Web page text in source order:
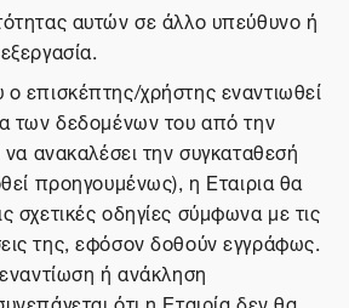
αυτών σε άλλο υπεύθυνο ή
επισκέπτης/χρήστης εναντιωθεί
των δεδομένων του από την
να ανακαλέσει την συγκαταθεσή
προηγουμένως), η Εταιρια θα
σχετικές οδηγίες σύμφωνα με τις
της, εφόσον δοθούν εγγράφως.
ή ανάκληση